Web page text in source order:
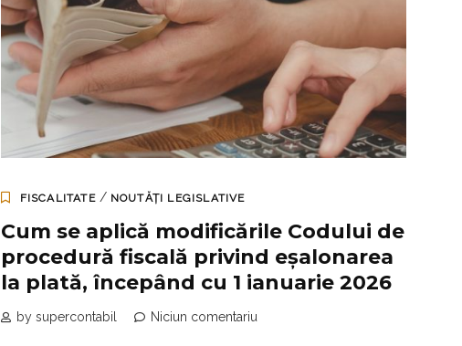
FISCALITATE/ NOUTĂȚI LEGISLATIVE
Cum se aplică modificările Codului de
procedură fiscală privind eșalonarea
la plată, începând cu 1 ianuarie 2026
by supercontabil Niciun comentariu